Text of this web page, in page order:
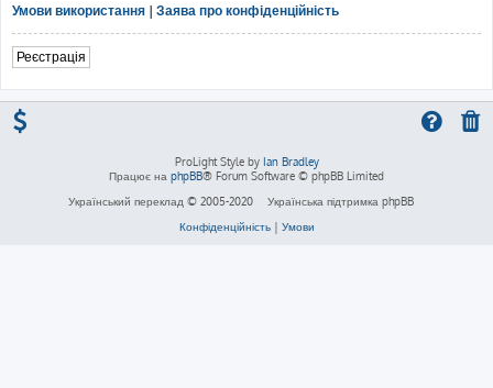
Умови використання | Заява про конфіденційність
Реєстрація
ProLight Style by Ian Bradley
Працює на phpBB® Forum Software © phpBB Limited
Український переклад © 2005-2020
Українська підтримка phpBB
Конфіденційність| Умови